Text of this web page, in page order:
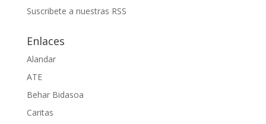
Suscribete a nuestras RSS
Enlaces
Alandar
ATE
Behar Bidasoa
Caritas